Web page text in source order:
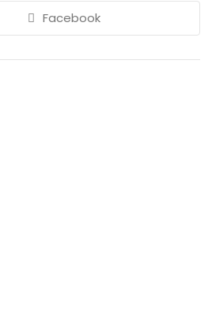
Facebook